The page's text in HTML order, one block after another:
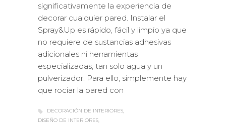
significativamente la experiencia de
decorar cualquier pared. Instalar el
Spray&Up es rápido, fácil y limpio ya que
no requiere de sustancias adhesivas
adicionales ni herramientas
especializadas, tan solo agua y un
pulverizador. Para ello, simplemente hay
que rociar la pared con
DECORACIÓN DE INTERIORES
DISEÑO DE INTERIORES